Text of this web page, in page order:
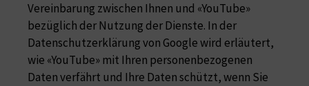
Vereinbarung zwischen Ihnen und «YouTube»
bezüglich der Nutzung der Dienste. In der
Datenschutzerklärung von Google wird erläutert,
wie «YouTube» mit Ihren personenbezogenen
Daten verfährt und Ihre Daten schützt, wenn Sie